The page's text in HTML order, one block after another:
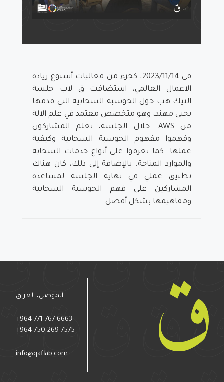
في 2023/11/14، كجزء من فعاليات أسبوع ريادة
الاعمال العالمي، استضافت ق لاب جلسة
التيك هب حول الحوسبة السحابية التي قدمها
يحيى مهند، وهو متخصص معتمد في علم الالة
من AWS. خلال الجلسة، تعلم المشاركون
وفهموا مفهوم الحوسبة السحابية وكيفية
عملها. كما تعرفوا على أنواع خدمات السحابة
والموارد المتاحة. بالإضافة إلى ذلك، كان هناك
تطبيق عملي في نهاية الجلسة لمساعدة
المشاركين على فهم الحوسبة السحابية
ومفاهيمها بشكل أفضل.
الموصل، العراق
+964 771 767 6663
+964 750 269 7575
info@qaflab.com